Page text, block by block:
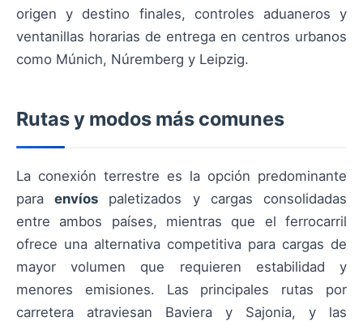
origen y destino finales, controles aduaneros y
ventanillas horarias de entrega en centros urbanos
como Múnich, Núremberg y Leipzig.
Rutas y modos más comunes
La conexión terrestre es la opción predominante
paraenvíos paletizados y cargas consolidadas
entre ambos países, mientras que el ferrocarril
ofrece una alternativa competitiva para cargas de
mayor volumen que requieren estabilidad y
menores emisiones. Las principales rutas por
carretera atraviesan Baviera y Sajonia, y las